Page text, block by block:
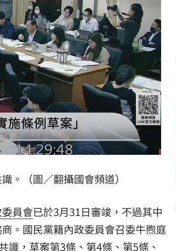
。（圖／翻攝國會頻道）
員會已於3月31日審竣，不過其中
。國民黨籍內政委員會召委牛煦庭
識，草案第3條、第4條、第5條、